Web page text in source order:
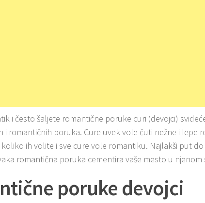
i često šaljete romantične poruke curi (devojci)
i romantičnih poruka. Cure uvek vole čuti nežne i lepe
koliko ih volite i sve cure vole romantiku. Najlakši put
romantična poruka cementira vaše mesto u njenom
poruke devojci